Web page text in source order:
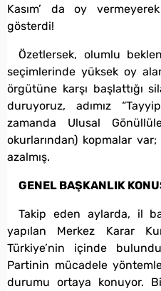
Kasım’ da oy
gösterdi!
Özetlersek, olumlu
seçimlerinde yüksek oy
örgütüne karşı başlattığı
duruyoruz, adımız
zamanda Ulusal
okurlarından) kopmalar
azalmış.
GENEL BAŞKANLIK
Takip eden aylarda, il
yapılan Merkez Karar
Türkiye’nin içinde
Partinin mücadele
durumu ortaya konuyor.